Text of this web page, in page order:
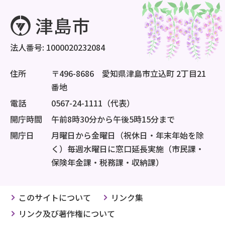
法人番号: 1000020232084
住所
〒496-8686 愛知県津島市立込町 2丁目21
番地
電話
0567-24-1111（代表）
開庁時間
午前8時30分から午後5時15分まで
開庁日
月曜日から金曜日（祝休日・年末年始を除
く）毎週水曜日に窓口延長実施（市民課・
保険年金課・税務課・収納課）
このサイトについて
リンク集
リンク及び著作権について